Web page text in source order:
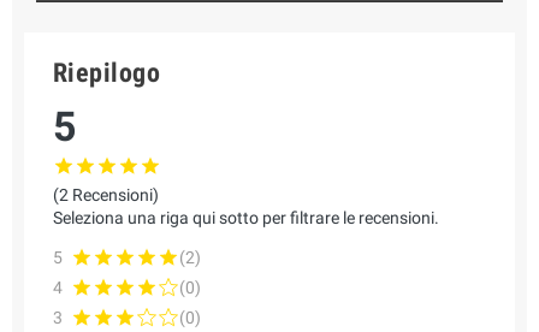
Riepilogo
5
(2 Recensioni)
Seleziona una riga qui sotto per filtrare le recensioni.
5
(2)
4
(0)
3
(0)